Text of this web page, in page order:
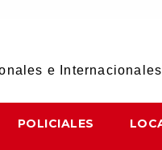
e
POLICIALES